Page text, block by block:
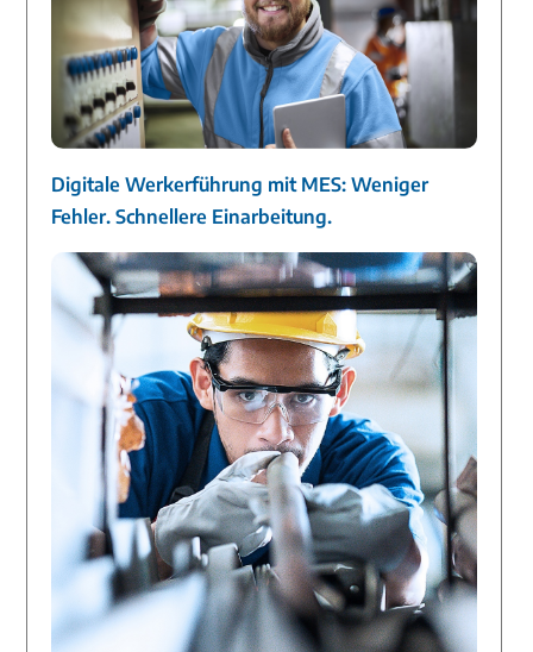
Digitale Werkerführung mit MES: Weniger
Fehler. Schnellere Einarbeitung.